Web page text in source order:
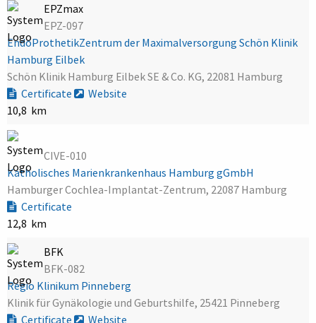
EPZmax
EPZ-097
EndoProthetikZentrum der Maximalversorgung Schön Klinik
Hamburg Eilbek
Schön Klinik Hamburg Eilbek SE & Co. KG, 22081 Hamburg
Certificate
Website
10,8 km
CIVE-010
Katholisches Marienkrankenhaus Hamburg gGmbH
Hamburger Cochlea-Implantat-Zentrum, 22087 Hamburg
Certificate
12,8 km
BFK
BFK-082
Regio Klinikum Pinneberg
Klinik für Gynäkologie und Geburtshilfe, 25421 Pinneberg
Certificate
Website